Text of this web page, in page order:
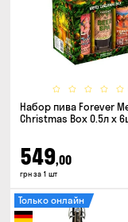
Набор пива Forever
Christmas Box 0.5л x
549,00
грн за 1 шт
Только онлайн